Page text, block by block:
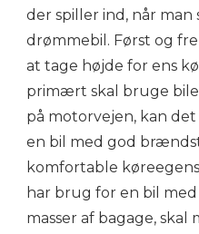
der spiller ind, når
drømmebil. Først og
at tage højde for ens
primært skal bruge
på motorvejen, kan
en bil med god
komfortable
har brug for en bil
masser af bagage,